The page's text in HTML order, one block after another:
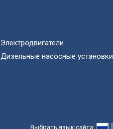
Выбрать язык сайта:
Электродвигатели
Дизельные насосные установки